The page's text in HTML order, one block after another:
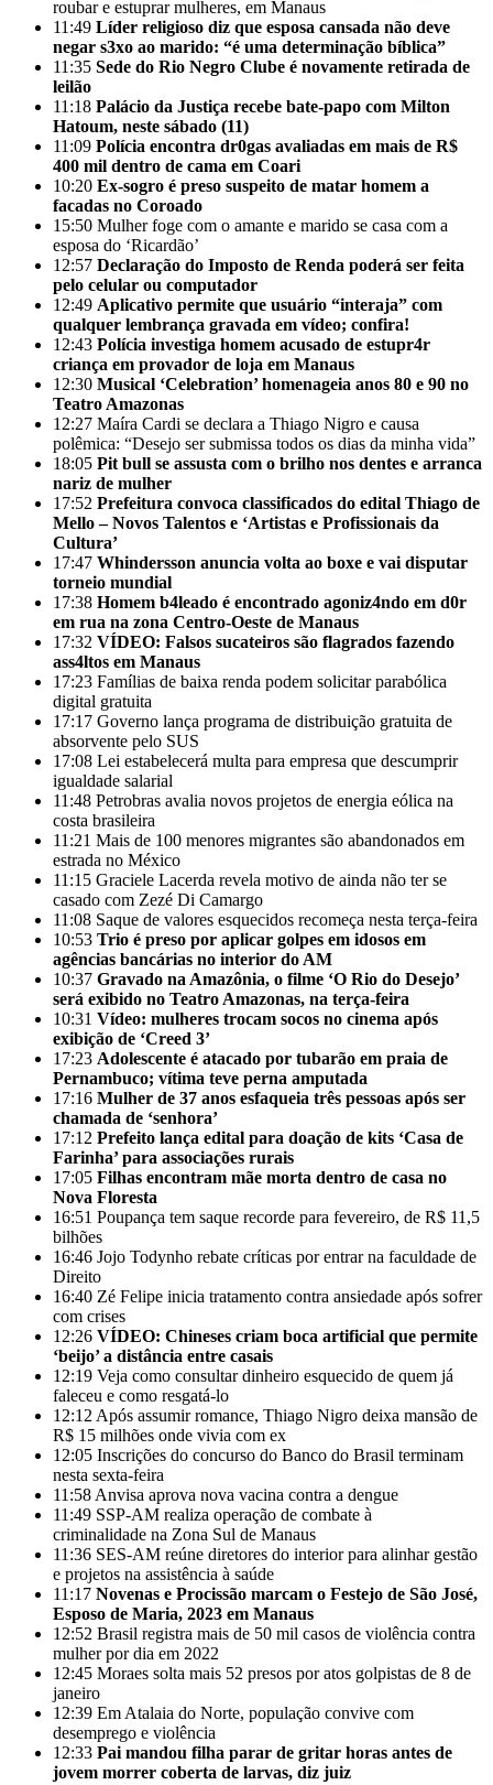
roubar e estuprar mulheres, em Manaus
11:49 Líder religioso diz que esposa cansada não deve
negar s3xo ao marido: “é uma determinação bíblica”
11:35 Sede do Rio Negro Clube é novamente retirada de
leilão
11:18 Palácio da Justiça recebe bate-papo com Milton
Hatoum, neste sábado (11)
11:09 Polícia encontra dr0gas avaliadas em mais de R$
400 mil dentro de cama em Coari
10:20 Ex-sogro é preso suspeito de matar homem a
facadas no Coroado
15:50 Mulher foge com o amante e marido se casa com a
esposa do ‘Ricardão’
12:57 Declaração do Imposto de Renda poderá ser feita
pelo celular ou computador
12:49 Aplicativo permite que usuário “interaja” com
qualquer lembrança gravada em vídeo; confira!
12:43 Polícia investiga homem acusado de estupr4r
criança em provador de loja em Manaus
12:30 Musical ‘Celebration’ homenageia anos 80 e 90 no
Teatro Amazonas
12:27 Maíra Cardi se declara a Thiago Nigro e causa
polêmica: “Desejo ser submissa todos os dias da minha vida”
18:05 Pit bull se assusta com o brilho nos dentes e arranca
nariz de mulher
17:52 Prefeitura convoca classificados do edital Thiago de
Mello – Novos Talentos e ‘Artistas e Profissionais da
Cultura’
17:47 Whindersson anuncia volta ao boxe e vai disputar
torneio mundial
17:38 Homem b4leado é encontrado agoniz4ndo em d0r
em rua na zona Centro-Oeste de Manaus
17:32 VÍDEO: Falsos sucateiros são flagrados fazendo
ass4ltos em Manaus
17:23 Famílias de baixa renda podem solicitar parabólica
digital gratuita
17:17 Governo lança programa de distribuição gratuita de
absorvente pelo SUS
17:08 Lei estabelecerá multa para empresa que descumprir
igualdade salarial
11:48 Petrobras avalia novos projetos de energia eólica na
costa brasileira
11:21 Mais de 100 menores migrantes são abandonados em
estrada no México
11:15 Graciele Lacerda revela motivo de ainda não ter se
casado com Zezé Di Camargo
11:08 Saque de valores esquecidos recomeça nesta terça-feira
10:53 Trio é preso por aplicar golpes em idosos em
agências bancárias no interior do AM
10:37 Gravado na Amazônia, o filme ‘O Rio do Desejo’
será exibido no Teatro Amazonas, na terça-feira
10:31 Vídeo: mulheres trocam socos no cinema após
exibição de ‘Creed 3’
17:23 Adolescente é atacado por tubarão em praia de
Pernambuco; vítima teve perna amputada
17:16 Mulher de 37 anos esfaqueia três pessoas após ser
chamada de ‘senhora’
17:12 Prefeito lança edital para doação de kits ‘Casa de
Farinha’ para associações rurais
17:05 Filhas encontram mãe morta dentro de casa no
Nova Floresta
16:51 Poupança tem saque recorde para fevereiro, de R$ 11,5
bilhões
16:46 Jojo Todynho rebate críticas por entrar na faculdade de
Direito
16:40 Zé Felipe inicia tratamento contra ansiedade após sofrer
com crises
12:26 VÍDEO: Chineses criam boca artificial que permite
‘beijo’ a distância entre casais
12:19 Veja como consultar dinheiro esquecido de quem já
faleceu e como resgatá-lo
12:12 Após assumir romance, Thiago Nigro deixa mansão de
R$ 15 milhões onde vivia com ex
12:05 Inscrições do concurso do Banco do Brasil terminam
nesta sexta-feira
11:58 Anvisa aprova nova vacina contra a dengue
11:49 SSP-AM realiza operação de combate à
criminalidade na Zona Sul de Manaus
11:36 SES-AM reúne diretores do interior para alinhar gestão
e projetos na assistência à saúde
11:17 Novenas e Procissão marcam o Festejo de São José,
Esposo de Maria, 2023 em Manaus
12:52 Brasil registra mais de 50 mil casos de violência contra
mulher por dia em 2022
12:45 Moraes solta mais 52 presos por atos golpistas de 8 de
janeiro
12:39 Em Atalaia do Norte, população convive com
desemprego e violência
12:33 Pai mandou filha parar de gritar horas antes de
jovem morrer coberta de larvas, diz juiz